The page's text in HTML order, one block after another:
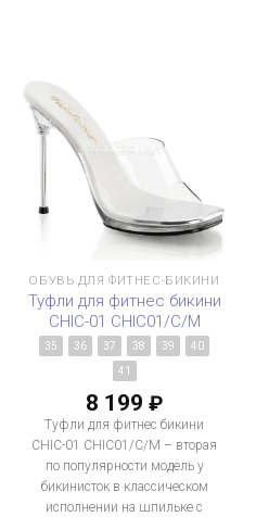
ОБУВЬ ДЛЯ ФИТНЕС-БИКИНИ
Туфли для фитнес бикини
CHIC-01 CHIC01/C/M
35 36 37 38 39 40
41
8 199 ₽
Туфли для фитнес бикини
CHIC-01 CHIC01/C/M – вторая
по популярности модель у
бикинисток в классическом
исполнении на шпильке с